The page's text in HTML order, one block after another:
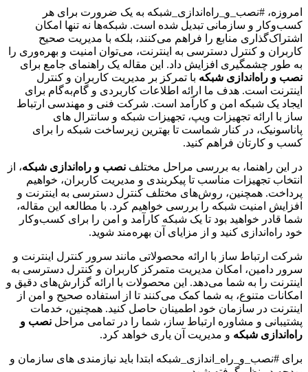
امروزه، #نصب_و_راه‌اندازی_شبکه به یک ضرورت برای هر
کسب‌وکار و سازمانی تبدیل شده است. شبکه‌ها نه تنها امکان
اشتراک‌گذاری منابع را فراهم می‌کنند، بلکه با مدیریت صحیح
کاربران و کنترل دسترسی به اینترنت، می‌توان امنیت و بهره‌وری را
به طور چشمگیری افزایش داد. این مقاله یک راهنمای جامع برای
نصب و راه‌اندازی شبکه با تمرکز بر مدیریت کاربران و کنترل
اینترنت است. هدف ما ارائه اطلاعات کاربردی و گام‌به‌گام برای
ایجاد یک شبکه امن و کارآمد است. شرکت فنی و مهندسی ارتباط
ساز با ارائه تجهیزات ویپ، تجهیزات شبکه و سانترال های
پاناسونیک، در کنار شماست تا بهترین زیرساخت شبکه را برای
کسب و کارتان فراهم کنید.
در این راهنما، به بررسی مراحل مختلف نصب و راه‌اندازی شبکه، از
انتخاب تجهیزات مناسب تا پیکربندی و مدیریت کاربران، خواهیم
پرداخت. همچنین، روش‌های مختلف کنترل دسترسی به اینترنت و
افزایش امنیت شبکه را بررسی خواهیم کرد. با مطالعه این مقاله،
شما قادر خواهید بود تا یک شبکه کارآمد و امن را برای کسب‌وکار
خود راه‌اندازی کنید و از مزایای آن بهره‌مند شوید.
شرکت ارتباط ساز با ارائه محصولاتی مانند سرور کنترل اینترنت و
سرور دامین، امکان مدیریت متمرکز کاربران و کنترل دسترسی به
اینترنت را به شما می‌دهد. این محصولات با ارائه گزارش‌های دقیق و
امکانات متنوع، به شما کمک می‌کنند تا از استفاده صحیح و امن از
اینترنت در سازمان خود اطمینان حاصل کنید. همچنین، خدمات
پشتیبانی و مشاوره ارتباط ساز، شما را در تمامی مراحل نصب و
راه‌اندازی شبکه و مدیریت آن یاری خواهد کرد.
برای #نصب_و_راه_اندازی_شبکه ابتدا باید نیازمندی های سازمان و